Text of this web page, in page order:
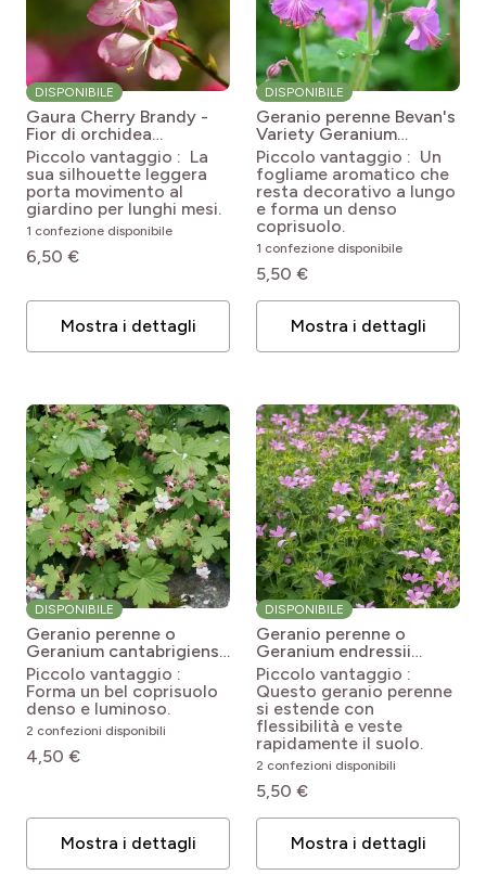
DISPONIBILE
Gaura Cherry Brandy -
Fior di orchidea
Oenothera lindheimeri
Cherry Brandy
'Gauchebra'
Piccolo vantaggio : La
sua silhouette leggera
porta movimento al
giardino per lunghi mesi.
1 confezione disponibile
6,50 €
Mostra i dettagli
DISPONIBILE
Geranio perenne Bevan's
Variety Geranium
macrorrhizum Bevan's
Variety
Piccolo vantaggio : Un
fogliame aromatico che
resta decorativo a lungo
e forma un denso
coprisuolo.
1 confezione disponibile
5,50 €
Mostra i dettagli
DISPONIBILE
Geranio perenne o
Geranium cantabrigiense
Biokovo Geranium x
cantabrigiense Biokovo
Piccolo vantaggio :
Forma un bel coprisuolo
denso e luminoso.
2 confezioni disponibili
4,50 €
Mostra i dettagli
DISPONIBILE
Geranio perenne o
Geranium endressii
Geranium endressii
Piccolo vantaggio :
Questo geranio perenne
si estende con
flessibilità e veste
rapidamente il suolo.
2 confezioni disponibili
5,50 €
Mostra i dettagli